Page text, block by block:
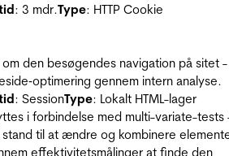
: 3 mdr.Type: HTTP Cookie
den besøgendes navigation på sitet -
gennem intern analyse.
: SessionType: Lokalt HTML-lager
i forbindelse med multi-variate-tests
til at ændre og kombinere
effektivitetsmålinger at finde den